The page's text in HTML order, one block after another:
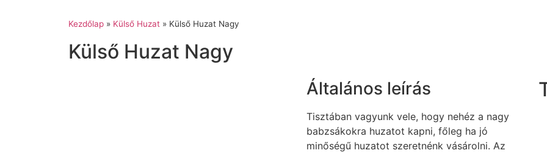
Kezdőlap » Külső Huzat » Külső Huzat Nagy
Külső Huzat Nagy
Általános leírás
Tisztában vagyunk vele, hogy nehéz a nagy
babzsákokra huzatot kapni, főleg ha jó
minőségű huzatot szeretnénk vásárolni. Az